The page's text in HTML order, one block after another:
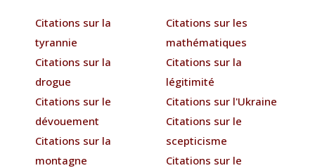
Citations sur la
tyrannie
Citations sur la
drogue
Citations sur le
dévouement
Citations sur la
montagne
Citations sur les
mathématiques
Citations sur la
légitimité
Citations sur l'Ukraine
Citations sur le
scepticisme
Citations sur le